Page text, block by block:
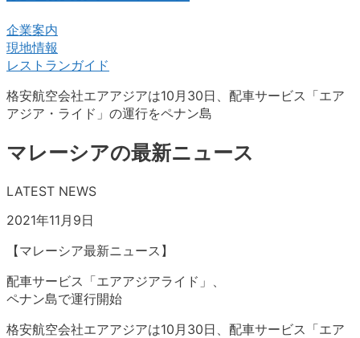
企業案内
現地情報
レストランガイド
格安航空会社エアアジアは10月30日、配車サービス「エア
アジア・ライド」の運行をペナン島
マレーシアの最新ニュース
LATEST NEWS
2021年11月9日
【マレーシア最新ニュース】
配車サービス「エアアジアライド」、
ペナン島で運行開始
格安航空会社エアアジアは10月30日、配車サービス「エア